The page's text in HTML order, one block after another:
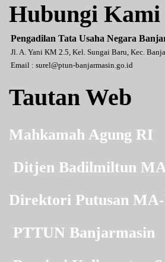
Hubungi Kami
Pengadilan Tata Usaha Negara
Jl. A. Yani KM 2.5, Kel. Sungai Baru, Kec.
Email : surel@ptun-banjarmasin.go.id
Tautan Web
Mahkamah Agung RI
Ditjen Badilmiltun
Direktori Putusan
PTTUN Banjarmasin